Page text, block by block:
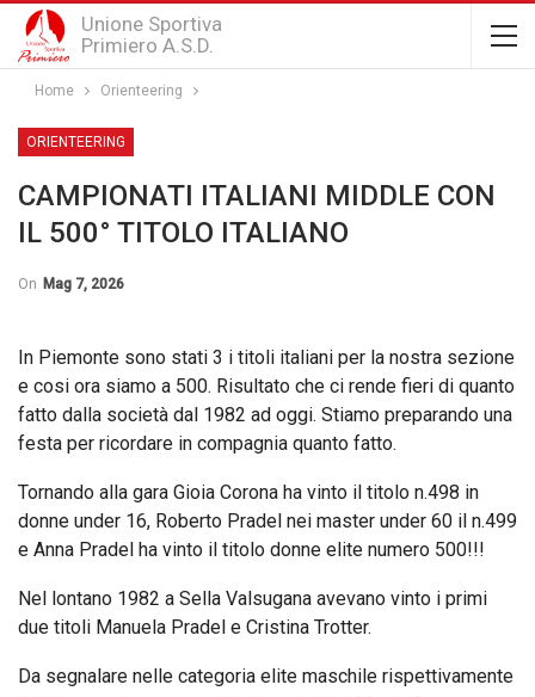
Unione Sportiva
Primiero A.S.D.
Home Orienteering
ORIENTEERING
CAMPIONATI ITALIANI MIDDLE CON
IL 500° TITOLO ITALIANO
On Mag 7, 2026
In Piemonte sono stati 3 i titoli italiani per la nostra sezione
e cosi ora siamo a 500. Risultato che ci rende fieri di quanto
fatto dalla società dal 1982 ad oggi. Stiamo preparando una
festa per ricordare in compagnia quanto fatto.
Tornando alla gara Gioia Corona ha vinto il titolo n.498 in
donne under 16, Roberto Pradel nei master under 60 il n.499
e Anna Pradel ha vinto il titolo donne elite numero 500!!!
Nel lontano 1982 a Sella Valsugana avevano vinto i primi
due titoli Manuela Pradel e Cristina Trotter.
Da segnalare nelle categoria elite maschile rispettivamente